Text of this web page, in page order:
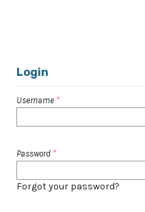
Login
Username *
Password *
Forgot your password?